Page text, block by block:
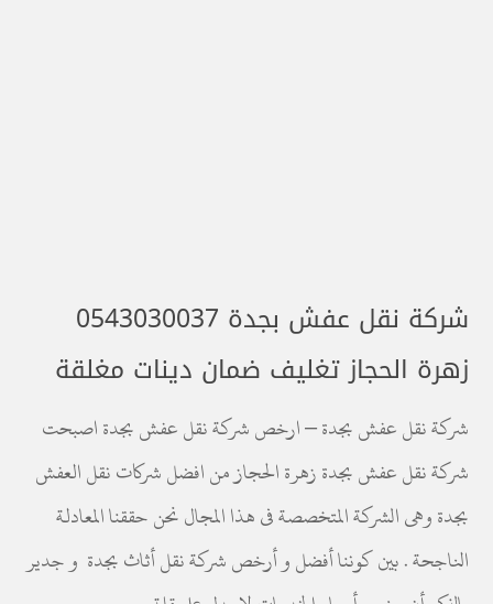
شركة نقل عفش بجدة 0543030037
زهرة الحجاز تغليف ضمان دينات مغلقة
شركة نقل عفش بجدة – ارخص شركة نقل عفش بجدة اصبحت
شركة نقل عفش بجدة زهرة الحجاز من افضل شركات نقل العفش
بجدة وهى الشركة المتخصصة فى هذا المجال نحن حققنا المعادلة
الناجحة . بين كوننا أفضل و أرخص شركة نقل أثاث بجدة و جدير